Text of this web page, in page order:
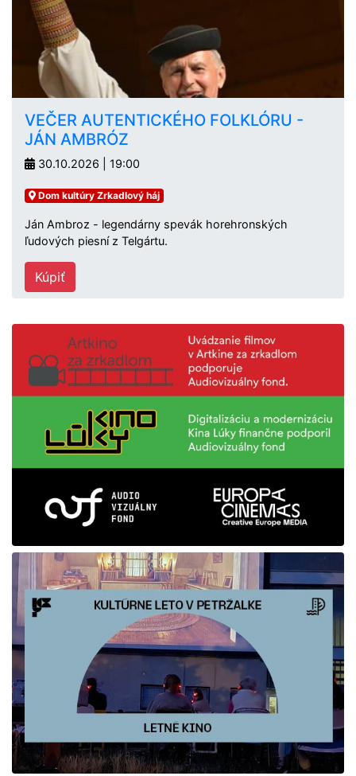
VEČER AUTENTICKÉHO FOLKLÓRU -
JÁN AMBRÓZ
30.10.2026 | 19:00
Dom kultúry Zrkadlový háj
Ján Ambroz - legendárny spevák horehronských
ľudových piesní z Telgártu.
Kúpiť